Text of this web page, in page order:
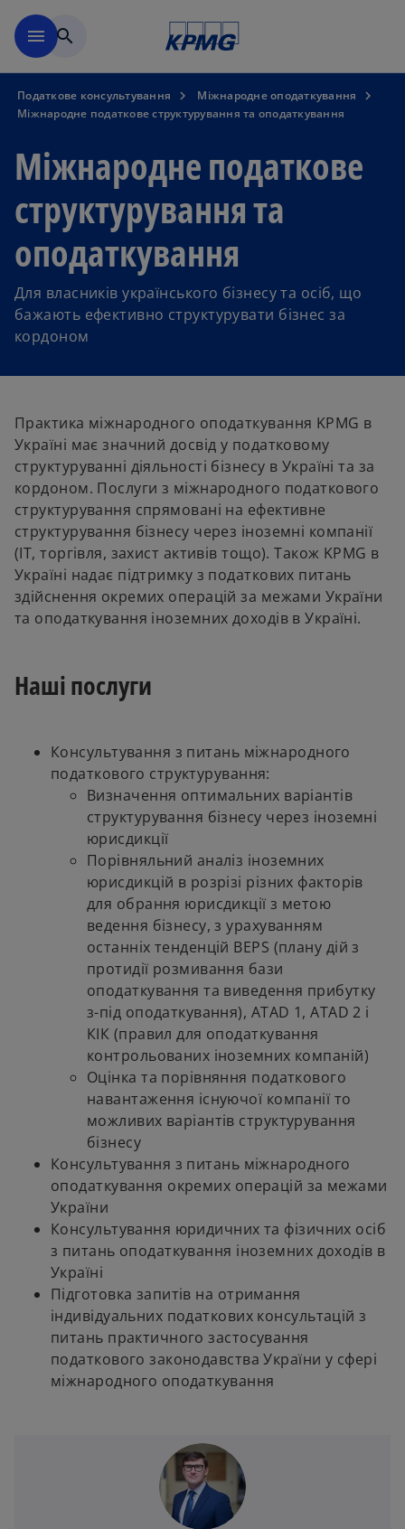
menu search
Податкове консультування
Міжнародне оподаткування
Міжнародне податкове структурування та оподаткування
Міжнародне податкове
структурування та
оподаткування
Для власників українського бізнесу та осіб, що
бажають ефективно структурувати бізнес за
кордоном
Практика міжнародного оподаткування KPMG в
Україні має значний досвід у податковому
структуруванні діяльності бізнесу в Україні та за
кордоном. Послуги з міжнародного податкового
структурування спрямовані на ефективне
структурування бізнесу через іноземні компанії
(IT, торгівля, захист активів тощо). Також KPMG в
Україні надає підтримку з податкових питань
здійснення окремих операцій за межами України
та оподаткування іноземних доходів в Україні.
Наші послуги
Консультування з питань міжнародного
податкового структурування:
Визначення оптимальних варіантів
структурування бізнесу через іноземні
юрисдикції
Порівняльний аналіз іноземних
юрисдикцій в розрізі різних факторів
для обрання юрисдикції з метою
ведення бізнесу, з урахуванням
останніх тенденцій BEPS (плану дій з
протидії розмивання бази
оподаткування та виведення прибутку
з-під оподаткування), ATAD 1, ATAD 2 і
КІК (правил для оподаткування
контрольованих іноземних компаній)
Оцінка та порівняння податкового
навантаження існуючої компанії то
можливих варіантів структурування
бізнесу
Консультування з питань міжнародного
оподаткування окремих операцій за межами
України
Консультування юридичних та фізичних осіб
з питань оподаткування іноземних доходів в
Україні
Підготовка запитів на отримання
індивідуальних податкових консультацій з
питань практичного застосування
податкового законодавства України у сфері
міжнародного оподаткування